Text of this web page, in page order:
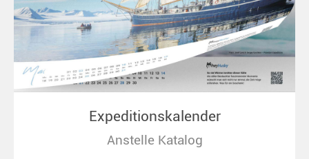
Expeditionskalender
Anstelle Katalog